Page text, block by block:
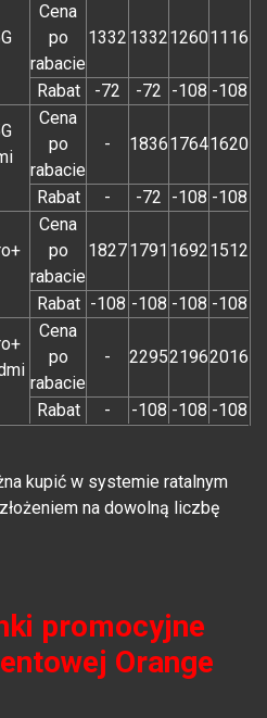
Cena
po
rabacie
1332 133212601116
Rabat -72 -72 -108 -108
Cena
po
rabacie
- 183617641620
Rabat - -72 -108 -108
Cena
po
rabacie
18271791 16921512
Rabat -108 -108 -108 -108
Cena
po
rabacie
- 229521962016
Rabat - -108 -108 -108
kupić w systemie ratalnym
na dowolną liczbę
promocyjne
Orange